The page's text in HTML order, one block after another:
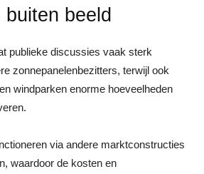
beeld
publieke discussies vaak sterk
zonnepanelenbezitters, terwijl ook
windparken enorme hoeveelheden
via andere marktconstructies
waardoor de kosten en